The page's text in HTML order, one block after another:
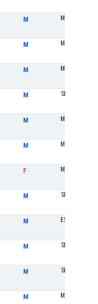
M M5
M M1
M M2
M SE
M M0
M M4
F M2
M SE
M ES
M SE
M SE
M M4